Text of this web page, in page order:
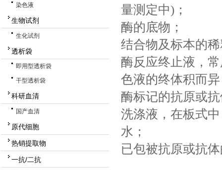
染色液
生物试剂
生化试剂
透析袋
即用型透析袋
干型透析袋
科研血清
国产血清
原代细胞
热销提取物
一抗/二抗
量测定中)；
酶的底物；
结合物及标本的
酶反应终止液，
色液的终体积而
酶标记的抗原或
洗涤液，在板式
水；
已包被抗原或抗